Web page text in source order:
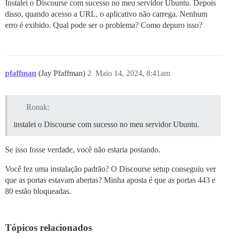
Instalei o Discourse com sucesso no meu servidor Ubuntu. Depois
disso, quando acesso a URL, o aplicativo não carrega. Nenhum
erro é exibido. Qual pode ser o problema? Como depuro isso?
pfaffman (Jay Pfaffman) Maio 14, 2024, 8:41am
2
Ronak:
instalei o Discourse com sucesso no meu servidor Ubuntu.
Se isso fosse verdade, você não estaria postando.
Você fez uma instalação padrão? O Discourse setup conseguiu ver
que as portas estavam abertas? Minha aposta é que as portas 443 e
80 estão bloqueadas.
Tópicos relacionados